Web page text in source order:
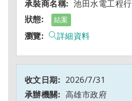
池田水電工程行
結案
詳細資料
2026/7/31
高雄市政府